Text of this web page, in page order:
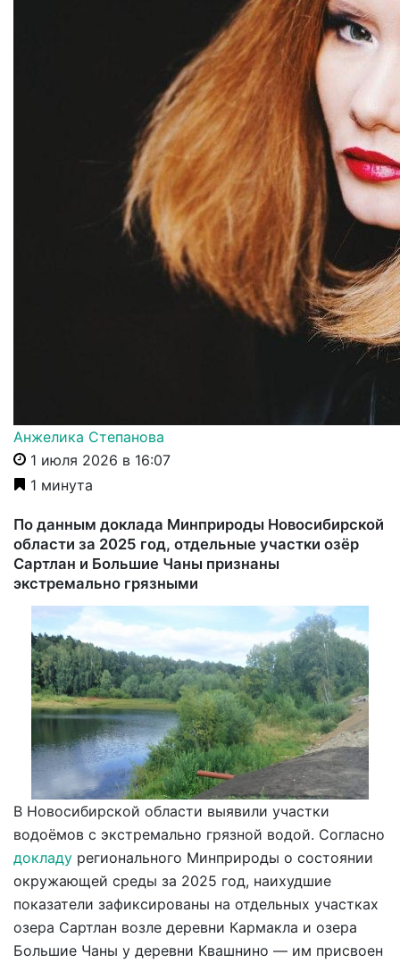
Анжелика Степанова
1 июля 2026 в 16:07
1 минута
По данным доклада Минприроды Новосибирской
области за 2025 год, отдельные участки озёр
Сартлан и Большие Чаны признаны
экстремально грязными
В Новосибирской области выявили участки
водоёмов с экстремально грязной водой. Согласно
докладу регионального Минприроды о состоянии
окружающей среды за 2025 год, наихудшие
показатели зафиксированы на отдельных участках
озера Сартлан возле деревни Кармакла и озера
Большие Чаны у деревни Квашнино — им присвоен